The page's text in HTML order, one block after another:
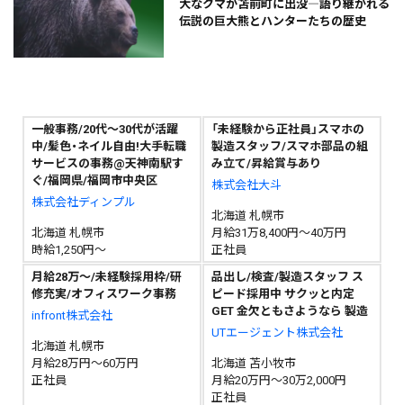
大なクマが苫前町に出没―語り継がれる
伝説の巨大熊とハンターたちの歴史
一般事務/20代～30代が活躍
中/髪色・ネイル自由!大手転職
サービスの事務@天神南駅す
ぐ/福岡県/福岡市中央区
株式会社ディンプル
北海道 札幌市
時給1,250円～
「未経験から正社員」スマホの
製造スタッフ/スマホ部品の組
み立て/昇給賞与あり
株式会社大斗
北海道 札幌市
月給31万8,400円～40万円
正社員
月給28万～/未経験採用枠/研
修充実/オフィスワーク事務
infront株式会社
北海道 札幌市
月給28万円～60万円
正社員
品出し/検査/製造スタッフ ス
ピード採用中 サクッと内定
GET 金欠ともさようなら 製造
UTエージェント株式会社
北海道 苫小牧市
月給20万円～30万2,000円
正社員